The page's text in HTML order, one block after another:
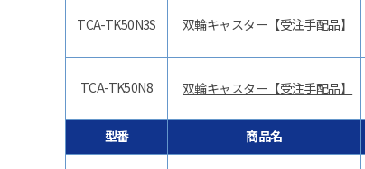
TCA-TK50N3S 双輪キャスター【受注手配品】
TCA-TK50N8 双輪キャスター【受注手配品】
型番 商品名